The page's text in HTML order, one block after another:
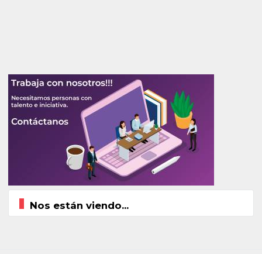
Nos están viendo...